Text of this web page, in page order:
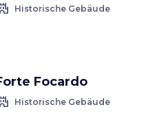
Historische Gebäude
Focardo
Historische Gebäude